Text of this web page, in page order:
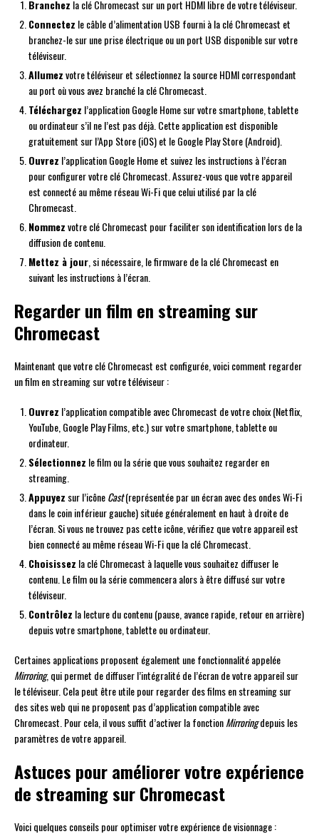
Branchez la clé Chromecast sur un port HDMI libre de votre téléviseur.
Connectez le câble d’alimentation USB fourni à la clé Chromecast et
branchez-le sur une prise électrique ou un port USB disponible sur votre
téléviseur.
Allumezvotre téléviseur et sélectionnez la source HDMI correspondant
au port où vous avez branché la clé Chromecast.
Téléchargez l’application Google Home sur votre smartphone, tablette
ou ordinateur s’il ne l’est pas déjà. Cette application est disponible
gratuitement sur l’App Store (iOS) et le Google Play Store (Android).
Ouvrez l’application Google Home et suivez les instructions à l’écran
pour configurer votre clé Chromecast. Assurez-vous que votre appareil
est connecté au même réseau Wi-Fi que celui utilisé par la clé
Chromecast.
Nommezvotre clé Chromecast pour faciliter son identification lors de la
diffusion de contenu.
Mettez à jour , si nécessaire, le firmware de la clé Chromecast en
suivant les instructions à l’écran.
Regarder un film en streaming sur
Chromecast
Maintenant que votre clé Chromecast est configurée, voici comment regarder
un film en streaming sur votre téléviseur :
Ouvrez l’application compatible avec Chromecast de votre choix (Netflix,
YouTube, Google Play Films, etc.) sur votre smartphone, tablette ou
ordinateur.
Sélectionnez le film ou la série que vous souhaitez regarder en
streaming.
Appuyez sur l’icôneCast(représentée par un écran avec des ondes Wi-Fi
dans le coin inférieur gauche) située généralement en haut à droite de
l’écran. Si vous ne trouvez pas cette icône, vérifiez que votre appareil est
bien connecté au même réseau Wi-Fi que la clé Chromecast.
Choisissez la clé Chromecast à laquelle vous souhaitez diffuser le
contenu. Le film ou la série commencera alors à être diffusé sur votre
téléviseur.
Contrôlez la lecture du contenu (pause, avance rapide, retour en arrière)
depuis votre smartphone, tablette ou ordinateur.
Certaines applications proposent également une fonctionnalité appelée
Mirroring, qui permet de diffuser l’intégralité de l’écran de votre appareil sur
le téléviseur. Cela peut être utile pour regarder des films en streaming sur
des sites web qui ne proposent pas d’application compatible avec
Chromecast. Pour cela, il vous suffit d’activer la fonctionMirroringdepuis les
paramètres de votre appareil.
Astuces pour améliorer votre expérience
de streaming sur Chromecast
Voici quelques conseils pour optimiser votre expérience de visionnage :